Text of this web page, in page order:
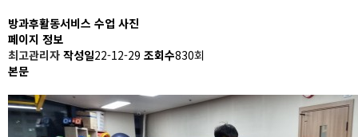
방과후활동서비스 수업 사진
페이지 정보
최고관리자 작성일22-12-29 조회수830회
본문